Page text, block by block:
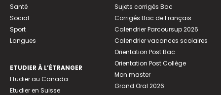
Santé
Social
Sport
Langues
ETUDIER À L’ÉTRANGER
Etudier au Canada
Etudier en Suisse
Sujets corrigés Bac
Corrigés Bac de Français
Calendrier Parcoursup 2026
Calendrier vacances scolaires
Orientation Post Bac
Orientation Post Collège
Mon master
Grand Oral 2026